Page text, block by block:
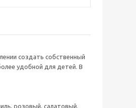
создать собственный
удобной для детей. В
розовый, салатовый.